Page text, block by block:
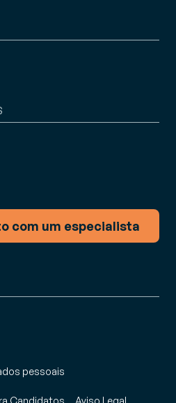
com um especialista
pessoais
Candidatos
Aviso Legal